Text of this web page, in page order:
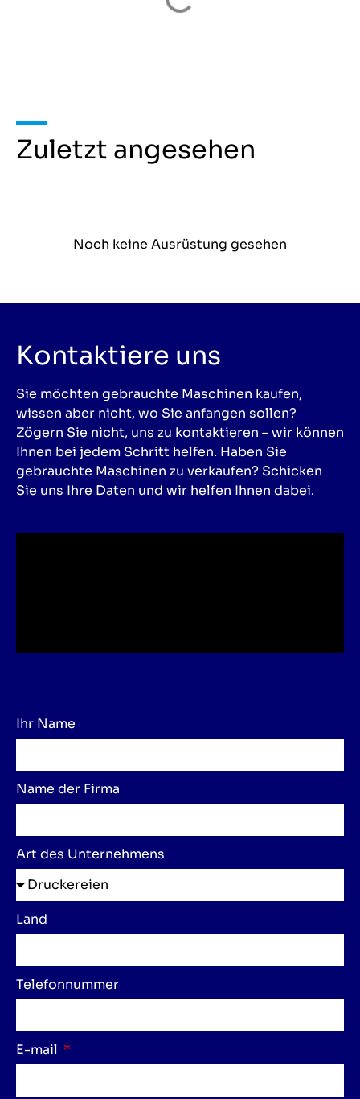
Zuletzt angesehen
Noch keine Ausrüstung gesehen
Kontaktiere uns
Sie möchten gebrauchte Maschinen kaufen,
wissen aber nicht, wo Sie anfangen sollen?
Zögern Sie nicht, uns zu kontaktieren – wir können
Ihnen bei jedem Schritt helfen. Haben Sie
gebrauchte Maschinen zu verkaufen? Schicken
Sie uns Ihre Daten und wir helfen Ihnen dabei.
Ihr Name
Name der Firma
Art des Unternehmens
Land
Telefonnummer
E-mail